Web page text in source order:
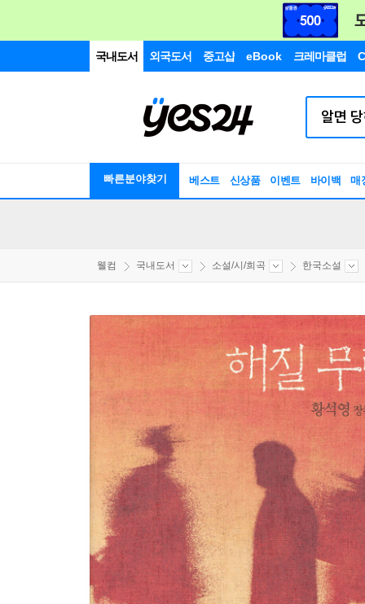
국내도서 외국도서 중고샵 eBook 크레마클럽
빠른분야찾기 베스트 신상품 이벤트 바이백 매
웰컴 국내도서 소설/시/희곡 한국소설